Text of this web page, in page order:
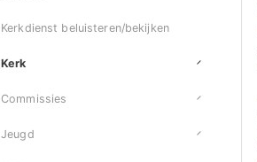
Kerkdienst beluisteren/bekijken
Kerk
Commissies
Jeugd